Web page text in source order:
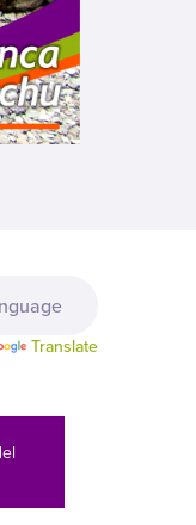
Translate